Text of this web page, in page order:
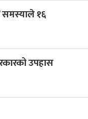
समस्याले १६
उपहास